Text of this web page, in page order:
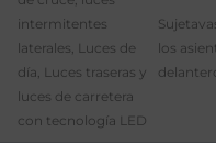
intermitentes
laterales, Luces de
día, Luces traseras y
luces de carretera
con tecnología LED
los